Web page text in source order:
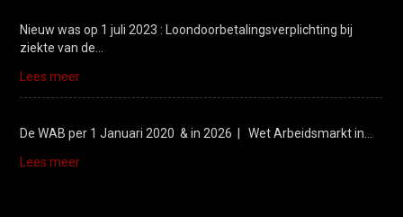
Nieuw was op 1 juli 2023 : Loondoorbetalingsverplichting bij
ziekte van de…
Lees meer
De WAB per 1 Januari 2020 & in 2026 | Wet Arbeidsmarkt in…
Lees meer